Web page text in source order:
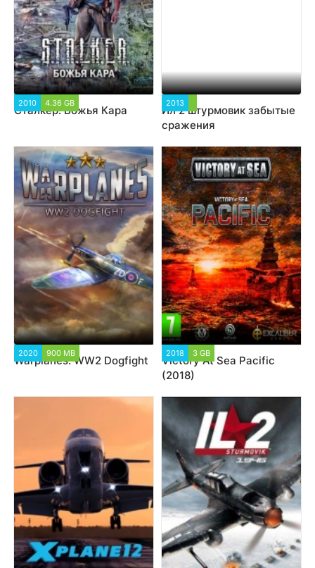
2010 4.36 GB
Сталкер: Божья Кара
2013
Ил 2 штурмовик забытые
сражения
2020 900 MB
Warplanes: WW2 Dogfight
2018 3 GB
Victory At Sea Pacific
(2018)